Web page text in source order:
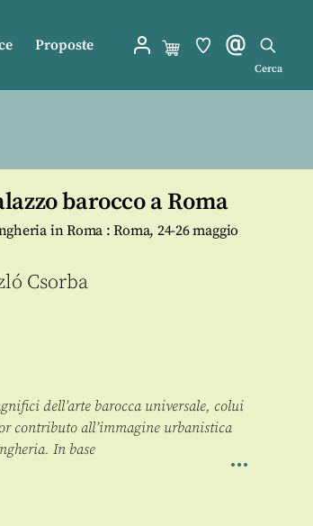
Proposte
Cerca
barocco a Roma
in Roma : Roma, 24-26 maggio
Csorba
dell’arte barocca universale, colui
contributo all’immagine urbanistica
In base